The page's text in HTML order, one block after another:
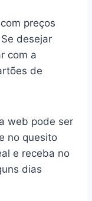
preços
desejar
com a
de
web pode ser
no quesito
e receba no
dias